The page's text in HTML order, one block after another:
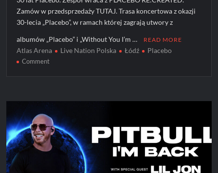
Zamów w przedsprzedaży TUTAJ. Trasa koncertowa z okazji
30-lecia „Placebo”, w ramach której zagrają utwory z
albumów „Placebo” i „Without You I’m … READ MORE
Atlas Arena Live Nation Polska Łódź Placebo
Commenton
Polsce!